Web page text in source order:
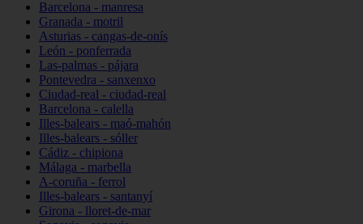
Barcelona - manresa
Granada - motril
Asturias - cangas-de-onís
León - ponferrada
Las-palmas - pájara
Pontevedra - sanxenxo
Ciudad-real - ciudad-real
Barcelona - calella
Illes-balears - maó-mahón
Illes-balears - sóller
Cádiz - chipiona
Málaga - marbella
A-coruña - ferrol
Illes-balears - santanyí
Girona - lloret-de-mar